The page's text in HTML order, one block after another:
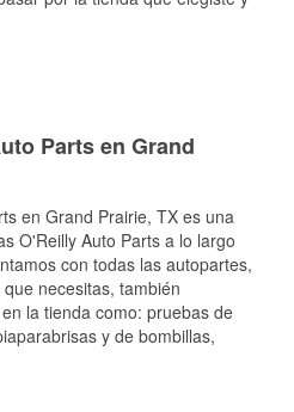
Parts en Grand
en Grand Prairie, TX es una
O'Reilly Auto Parts a lo largo
con todas las autopartes,
necesitas, también
la tienda como: pruebas de
y de bombillas,